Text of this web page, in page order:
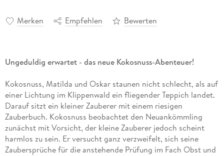
Merken Empfehlen Bewerten
Ungeduldig erwartet - das neue Kokosnuss-Abenteuer!
Kokosnuss, Matilda und Oskar staunen nicht schlecht, als auf
einer Lichtung im Klippenwald ein fliegender Teppich landet.
Darauf sitzt ein kleiner Zauberer mit einem riesigen
Zauberbuch. Kokosnuss beobachtet den Neuankömmling
zunächst mit Vorsicht, der kleine Zauberer jedoch scheint
harmlos zu sein. Er versucht ganz verzweifelt, sich seine
Zaubersprüche für die anstehende Prüfung im Fach Obst und